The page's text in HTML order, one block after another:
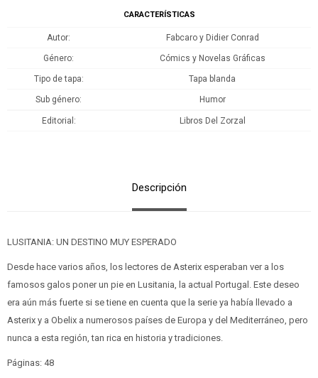
CARACTERÍSTICAS
Autor Fabcaro y Didier Conrad
Género Cómics y Novelas Gráficas
Tipo de tapa Tapa blanda
Sub género Humor
Editorial Libros Del Zorzal
Descripción
LUSITANIA: UN DESTINO MUY ESPERADO
Desde hace varios años, los lectores de Asterix esperaban ver a los
famosos galos poner un pie en Lusitania, la actual Portugal. Este deseo
era aún más fuerte si se tiene en cuenta que la serie ya había llevado a
Asterix y a Obelix a numerosos países de Europa y del Mediterráneo, pero
nunca a esta región, tan rica en historia y tradiciones.
Páginas: 48